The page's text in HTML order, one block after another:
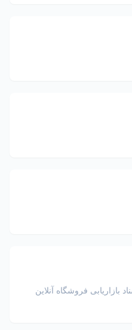
فروشگاه آنلاین